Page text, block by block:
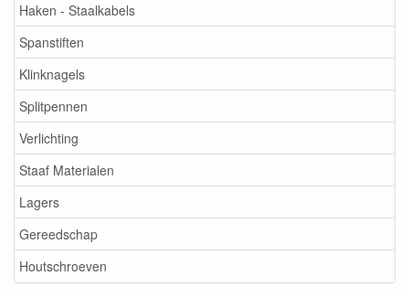
Haken - Staalkabels
Spanstiften
Klinknagels
Splitpennen
Verlichting
Staaf Materialen
Lagers
Gereedschap
Houtschroeven